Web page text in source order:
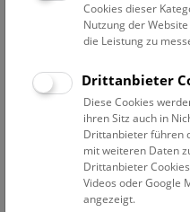
Filter
30. Mai 2024
Bisher keine
in der Regel
Cookies dieser
Nutzung der
die Leistung zu
Drittanbieter
Diese Cookies
ihren Sitz auch in
Drittanbieter führen
mit weiteren Daten
Drittanbieter
Videos oder Google
angezeigt.